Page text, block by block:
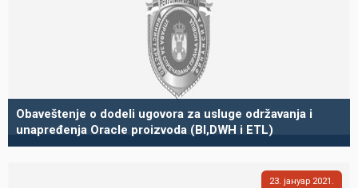
Obaveštenje o dodeli ugovora za usluge održavanja i
unapređenja Oracle proizvoda (BI,DWH i ETL)
23 јануар 2021